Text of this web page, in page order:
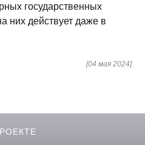
государственных
них действует даже в
[04 мая 2024]